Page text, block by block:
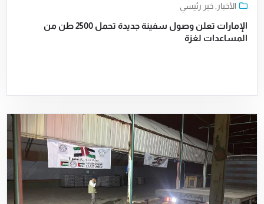
الأخبار ,خبر رئيسي
الإمارات تعلن وصول سفينة جديدة تحمل 2500 طن من
المساعدات لغزة